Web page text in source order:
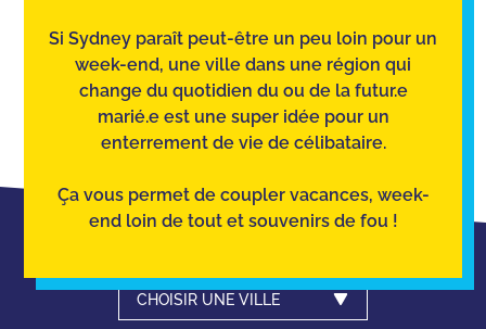
Si Sydney paraît peut-être un peu loin pour un
week-end, une ville dans une région qui
change du quotidien du ou de la futur.e
marié.e est une super idée pour un
enterrement de vie de célibataire.
Ça vous permet de coupler vacances, week-
end loin de tout et souvenirs de fou !
CHOISIR UNE VILLE